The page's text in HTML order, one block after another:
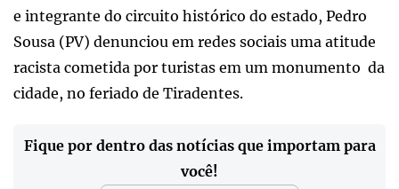
e integrante do circuito histórico do estado, Pedro
Sousa (PV) denunciou em redes sociais uma atitude
racista cometida por turistas em um monumento da
cidade, no feriado de Tiradentes.
Fique por dentro das notícias que importam para
você!